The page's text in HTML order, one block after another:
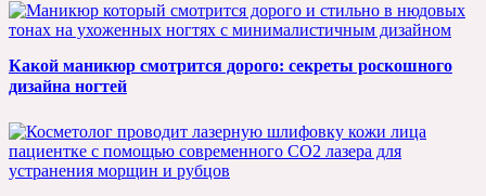
Какой маникюр смотрится дорого: секреты роскошного
дизайна ногтей